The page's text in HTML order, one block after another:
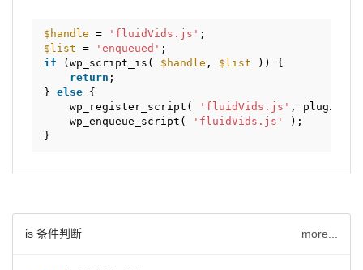
is 条件判断 more...
$handle = 'fluidVids.js' ;
$list = 'enqueued' ;
if
(wp_script_is( $handle , $list
)) {
return ;
} else {
wp_register_script(
'fluidVids.js' ,
wp_enqueue_script(
'fluidVids.js'
);
}